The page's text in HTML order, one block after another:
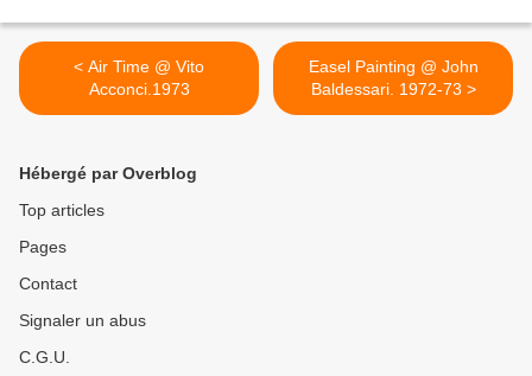
< Air Time @ Vito
Acconci.1973
Easel Painting @ John
Baldessari. 1972-73 >
Hébergé par Overblog
Top articles
Pages
Contact
Signaler un abus
C.G.U.